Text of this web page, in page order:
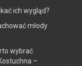
ich wygląd?
młody
wybrać
–